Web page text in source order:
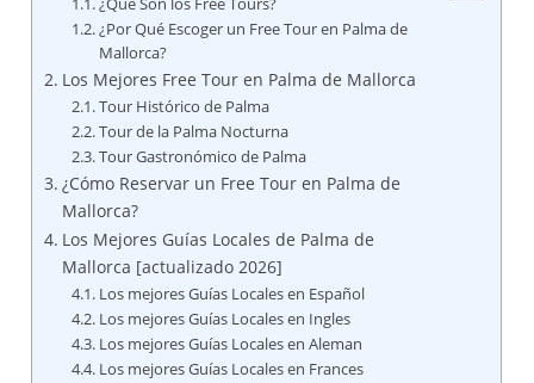
¿Por Qué Escoger un Free Tour en Palma de
Mallorca?
Los Mejores Free Tour en Palma de Mallorca
Tour Histórico de Palma
Tour de la Palma Nocturna
Tour Gastronómico de Palma
¿Cómo Reservar un Free Tour en Palma de
Mallorca?
Los Mejores Guías Locales de Palma de
Mallorca [actualizado 2026]
Los mejores Guías Locales en Español
Los mejores Guías Locales en Ingles
Los mejores Guías Locales en Aleman
Los mejores Guías Locales en Frances